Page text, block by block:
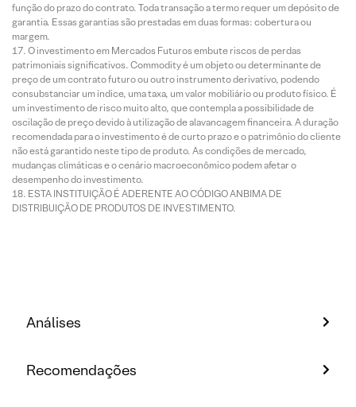
função do prazo do contrato. Toda transação a termo requer um depósito de
garantia. Essas garantias são prestadas em duas formas: cobertura ou
margem.
O investimento em Mercados Futuros embute riscos de perdas
patrimoniais significativos. Commodity é um objeto ou determinante de
preço de um contrato futuro ou outro instrumento derivativo, podendo
consubstanciar um índice, uma taxa, um valor mobiliário ou produto físico. É
um investimento de risco muito alto, que contempla a possibilidade de
oscilação de preço devido à utilização de alavancagem financeira. A duração
recomendada para o investimento é de curto prazo e o patrimônio do cliente
não está garantido neste tipo de produto. As condições de mercado,
mudanças climáticas e o cenário macroeconômico podem afetar o
desempenho do investimento.
ESTA INSTITUIÇÃO É ADERENTE AO CÓDIGO ANBIMA DE
DISTRIBUIÇÃO DE PRODUTOS DE INVESTIMENTO.
Análises
Recomendações